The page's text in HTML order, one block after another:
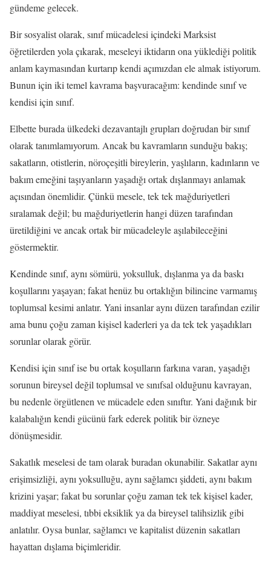
gündeme gelecek.
Bir sosyalist olarak, sınıf mücadelesi içindeki Marksist
öğretilerden yola çıkarak, meseleyi iktidarın ona yüklediği politik
anlam kaymasından kurtarıp kendi açımızdan ele almak istiyorum.
Bunun için iki temel kavrama başvuracağım: kendinde sınıf ve
kendisi için sınıf.
Elbette burada ülkedeki dezavantajlı grupları doğrudan bir sınıf
olarak tanımlamıyorum. Ancak bu kavramların sunduğu bakış;
sakatların, otistlerin, nöroçeşitli bireylerin, yaşlıların, kadınların ve
bakım emeğini taşıyanların yaşadığı ortak dışlanmayı anlamak
açısından önemlidir. Çünkü mesele, tek tek mağduriyetleri
sıralamak değil; bu mağduriyetlerin hangi düzen tarafından
üretildiğini ve ancak ortak bir mücadeleyle aşılabileceğini
göstermektir.
Kendinde sınıf, aynı sömürü, yoksulluk, dışlanma ya da baskı
koşullarını yaşayan; fakat henüz bu ortaklığın bilincine varmamış
toplumsal kesimi anlatır. Yani insanlar aynı düzen tarafından ezilir
ama bunu çoğu zaman kişisel kaderleri ya da tek tek yaşadıkları
sorunlar olarak görür.
Kendisi için sınıf ise bu ortak koşulların farkına varan, yaşadığı
sorunun bireysel değil toplumsal ve sınıfsal olduğunu kavrayan,
bu nedenle örgütlenen ve mücadele eden sınıftır. Yani dağınık bir
kalabalığın kendi gücünü fark ederek politik bir özneye
dönüşmesidir.
Sakatlık meselesi de tam olarak buradan okunabilir. Sakatlar aynı
erişimsizliği, aynı yoksulluğu, aynı sağlamcı şiddeti, aynı bakım
krizini yaşar; fakat bu sorunlar çoğu zaman tek tek kişisel kader,
maddiyat meselesi, tıbbi eksiklik ya da bireysel talihsizlik gibi
anlatılır. Oysa bunlar, sağlamcı ve kapitalist düzenin sakatları
hayattan dışlama biçimleridir.